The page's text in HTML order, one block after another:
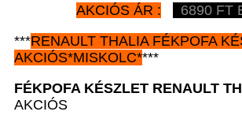
AKCIÓS ÁR :
6890 FT
***RENAULT THALIA FÉKPOFA
AKCIÓS*MISKOLC****
FÉKPOFA KÉSZLET RENAULT
AKCIÓS